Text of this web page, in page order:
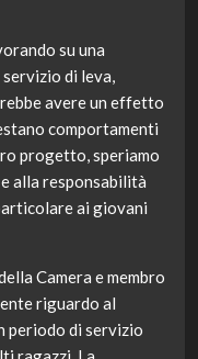
su una
di leva,
avere un effetto
comportamenti
progetto, speriamo
alla responsabilità
ai giovani
Camera e membro
riguardo al
periodo di servizio